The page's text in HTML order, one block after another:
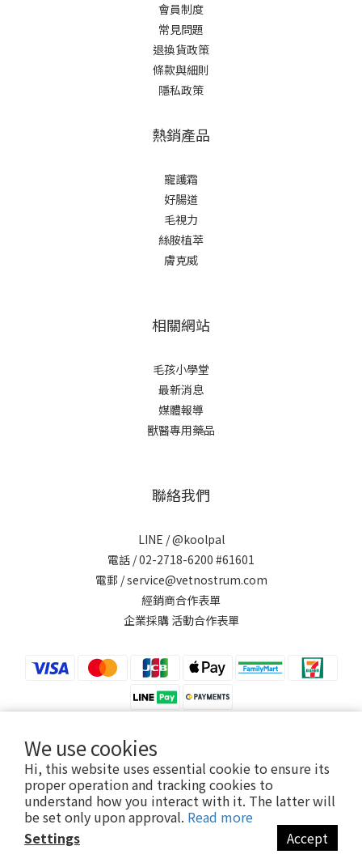
We use cookies
Hi, this website uses essential cookie to ensure its
proper operation and tracking cookies to
understand how you interact with it. The latter will
be set only upon approval. Read more
Settings
Accept
會員制度
常見問題
退換貨政策
條款與細則
隱私政策
熱銷產品
寵護霜
好腸道
毛視力
絲胺植萃
膚克威
相關網站
毛孩小學堂
最新消息
媒體報導
獸醫專用藥品
聯絡我們
LINE /@koolpal
電話 / 02-2718-6200 #61601
電郵 / service@vetnostrum.com
經銷商合作表單
企業採購 活動合作表單
提醒您，可沛寵藥 Koolpal 不會以電話或簡訊方式通知變更付款方式。
永鴻國際生技股份有限公司